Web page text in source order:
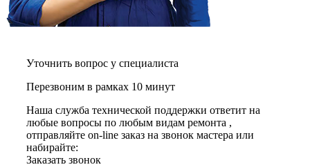
генераторов
гидравлических блоков питания
гидромассажеров
гидромодулей
гидроциклов
гильотинных ножей
гироскутеров
гладильных систем
глинтвейн-мейкеров
глубинных вибраторов
Уточнить вопрос у специалиста
Перезвоним в рамках 10 минут
Наша служба технической поддержки ответит на
любые вопросы по любым видам ремонта ,
отправляйте on-line заказ на звонок мастера или
набирайте:
Заказать звонок